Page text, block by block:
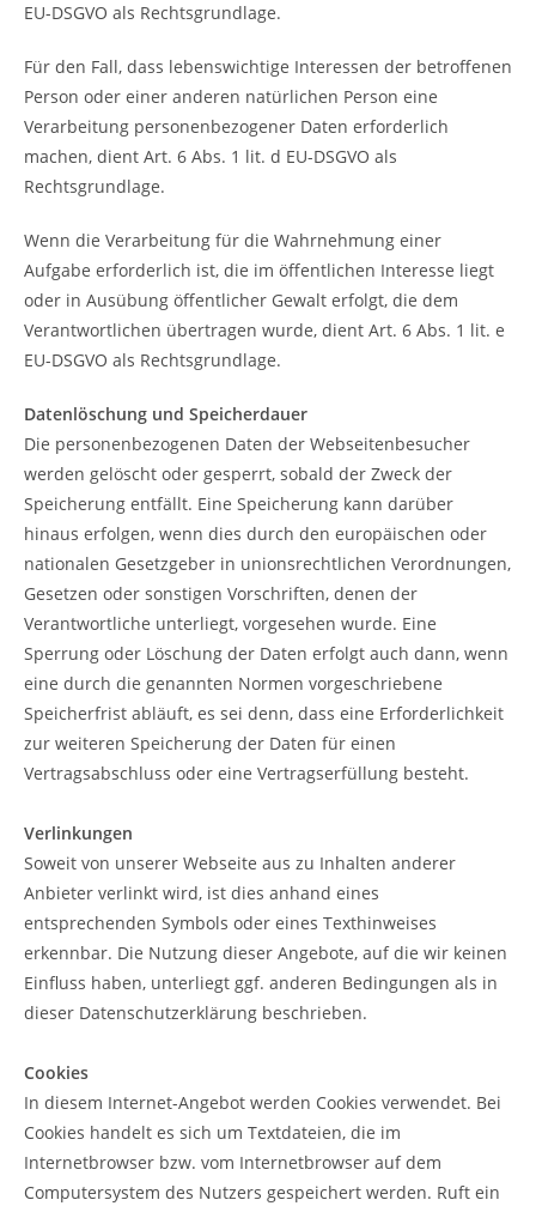
EU-DSGVO als Rechtsgrundlage.
Für den Fall, dass lebenswichtige Interessen der betroffenen
Person oder einer anderen natürlichen Person eine
Verarbeitung personenbezogener Daten erforderlich
machen, dient Art. 6 Abs. 1 lit. d EU-DSGVO als
Rechtsgrundlage.
Wenn die Verarbeitung für die Wahrnehmung einer
Aufgabe erforderlich ist, die im öffentlichen Interesse liegt
oder in Ausübung öffentlicher Gewalt erfolgt, die dem
Verantwortlichen übertragen wurde, dient Art. 6 Abs. 1 lit. e
EU-DSGVO als Rechtsgrundlage.
Datenlöschung und Speicherdauer
Die personenbezogenen Daten der Webseitenbesucher
werden gelöscht oder gesperrt, sobald der Zweck der
Speicherung entfällt. Eine Speicherung kann darüber
hinaus erfolgen, wenn dies durch den europäischen oder
nationalen Gesetzgeber in unionsrechtlichen Verordnungen,
Gesetzen oder sonstigen Vorschriften, denen der
Verantwortliche unterliegt, vorgesehen wurde. Eine
Sperrung oder Löschung der Daten erfolgt auch dann, wenn
eine durch die genannten Normen vorgeschriebene
Speicherfrist abläuft, es sei denn, dass eine Erforderlichkeit
zur weiteren Speicherung der Daten für einen
Vertragsabschluss oder eine Vertragserfüllung besteht.
Verlinkungen
Soweit von unserer Webseite aus zu Inhalten anderer
Anbieter verlinkt wird, ist dies anhand eines
entsprechenden Symbols oder eines Texthinweises
erkennbar. Die Nutzung dieser Angebote, auf die wir keinen
Einfluss haben, unterliegt ggf. anderen Bedingungen als in
dieser Datenschutzerklärung beschrieben.
Cookies
In diesem Internet-Angebot werden Cookies verwendet. Bei
Cookies handelt es sich um Textdateien, die im
Internetbrowser bzw. vom Internetbrowser auf dem
Computersystem des Nutzers gespeichert werden. Ruft ein